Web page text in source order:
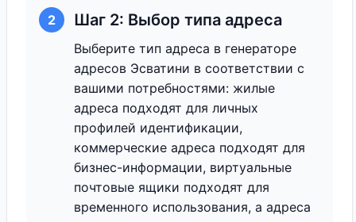
2 Шаг 2: Выбор типа адреса
Выберите тип адреса в генераторе
адресов Эсватини в соответствии с
вашими потребностями: жилые
адреса подходят для личных
профилей идентификации,
коммерческие адреса подходят для
бизнес-информации, виртуальные
почтовые ящики подходят для
временного использования, а адреса